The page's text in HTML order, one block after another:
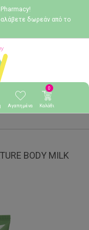
δωρεάν από το
Αγαπημένα
0
Καλάθι
BODY MILK